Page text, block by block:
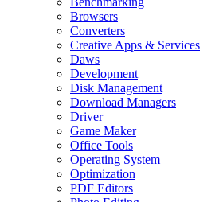
Browsers
Converters
Creative Apps & Services
Daws
Development
Disk Management
Download Managers
Driver
Game Maker
Office Tools
Operating System
Optimization
PDF Editors